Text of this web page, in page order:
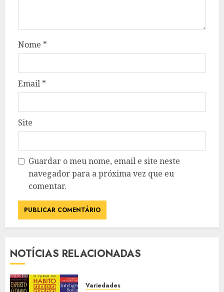
Nome *
Email *
Site
Guardar o meu nome, email e site neste
navegador para a próxima vez que eu
comentar.
NOTÍCIAS RELACIONADAS
Variedades